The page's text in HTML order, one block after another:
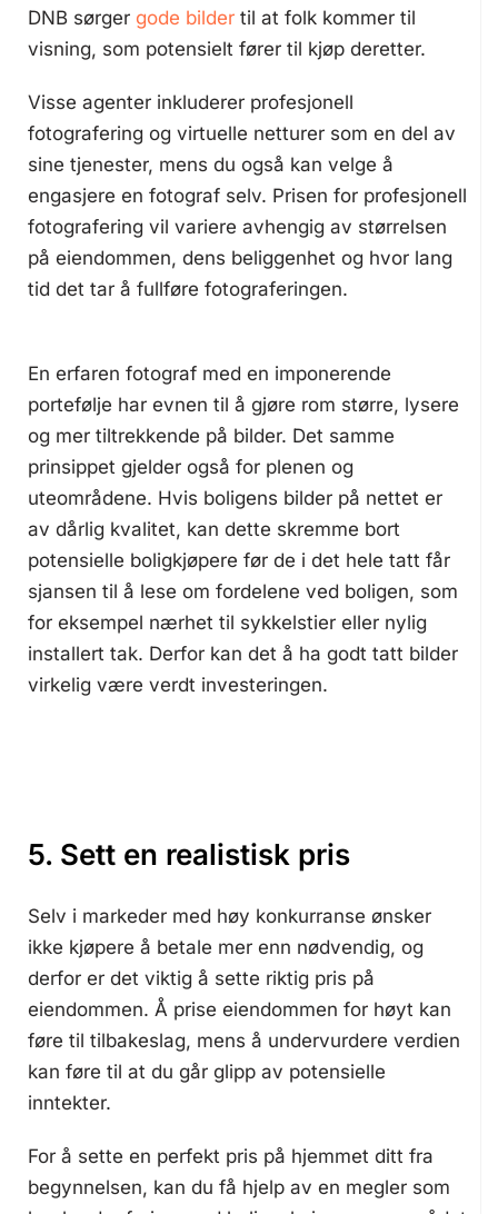
DNB sørger gode bilder til at folk kommer til
visning, som potensielt fører til kjøp deretter.
Visse agenter inkluderer profesjonell
fotografering og virtuelle netturer som en del av
sine tjenester, mens du også kan velge å
engasjere en fotograf selv. Prisen for profesjonell
fotografering vil variere avhengig av størrelsen
på eiendommen, dens beliggenhet og hvor lang
tid det tar å fullføre fotograferingen.
En erfaren fotograf med en imponerende
portefølje har evnen til å gjøre rom større, lysere
og mer tiltrekkende på bilder. Det samme
prinsippet gjelder også for plenen og
uteområdene. Hvis boligens bilder på nettet er
av dårlig kvalitet, kan dette skremme bort
potensielle boligkjøpere før de i det hele tatt får
sjansen til å lese om fordelene ved boligen, som
for eksempel nærhet til sykkelstier eller nylig
installert tak. Derfor kan det å ha godt tatt bilder
virkelig være verdt investeringen.
5. Sett en realistisk pris
Selv i markeder med høy konkurranse ønsker
ikke kjøpere å betale mer enn nødvendig, og
derfor er det viktig å sette riktig pris på
eiendommen. Å prise eiendommen for høyt kan
føre til tilbakeslag, mens å undervurdere verdien
kan føre til at du går glipp av potensielle
inntekter.
For å sette en perfekt pris på hjemmet ditt fra
begynnelsen, kan du få hjelp av en megler som